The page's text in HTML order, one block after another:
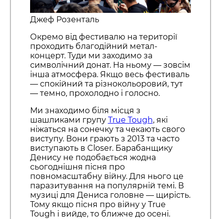
Джеф Розенталь
Окремо від фестивалю на території
проходить благодійний метал-
концерт. Туди ми заходимо за
символічний донат. На ньому — зовсім
інша атмосфера. Якщо весь фестиваль
— спокійний та різнокольоровий, тут
— темно, прохолодно і голосно.
Ми знаходимо біля місця з
шашликами групу True Tough, які
ніжаться на сонечку та чекають свого
виступу. Вони грають з 2013 та часто
виступають в Closer. Барабанщику
Денису не подобається жодна
сьогоднішня пісня про
повномасштабну війну. Для нього це
паразитування на популярній темі. В
музиці для Дениса головне — щирість.
Тому якщо пісня про війну у True
Tough і вийде, то ближче до осені.